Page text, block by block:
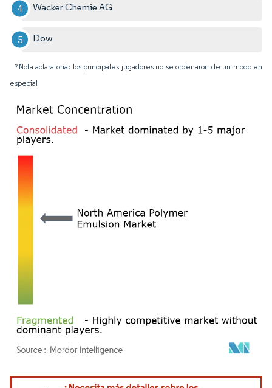
Wacker Chemie AG
Dow
*Nota aclaratoria: los principales jugadores no se ordenaron de un modo en
especial
Imagen © Mordor Intelligence. El uso requiere atribución según CC BY 4.0.